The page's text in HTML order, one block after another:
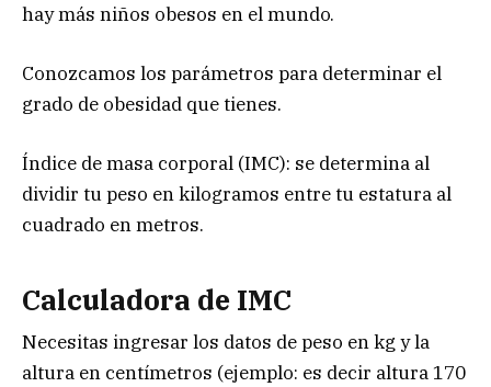
hay más niños obesos en el mundo.
Conozcamos los parámetros para determinar el
grado de obesidad que tienes.
Índice de masa corporal (IMC): se determina al
dividir tu peso en kilogramos entre tu estatura al
cuadrado en metros.
Calculadora de IMC
Necesitas ingresar los datos de peso en kg y la
altura en centímetros (ejemplo: es decir altura 170